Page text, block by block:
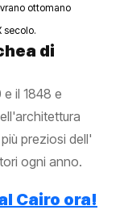
ottomano
secolo.
di
il 1848 e
preziosi dell'
ogni anno.
Cairo ora!